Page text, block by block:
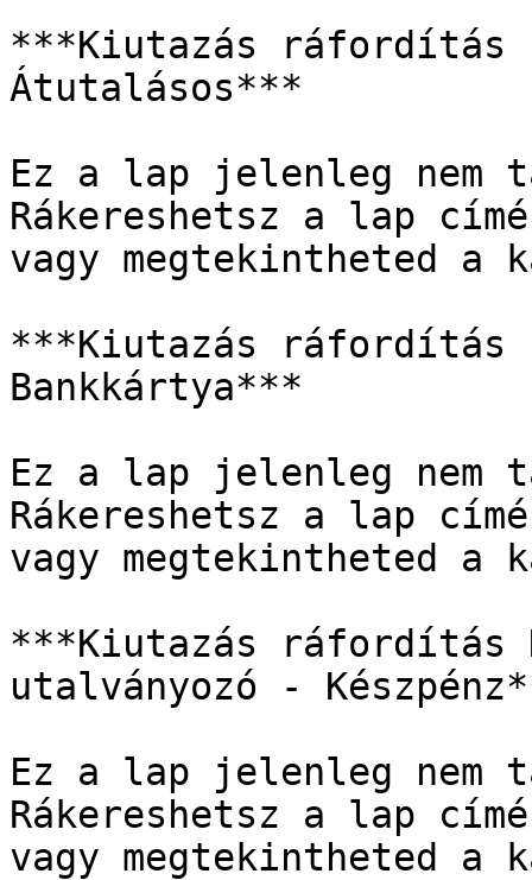
***Kiutazás ráfordítás
Átutalásos***
Ez a lap jelenleg nem
Rákereshetsz a lap
vagy megtekintheted a
***Kiutazás ráfordítás
Bankkártya***
Ez a lap jelenleg nem
Rákereshetsz a lap
vagy megtekintheted a
***Kiutazás ráfordítás
utalványozó -
Ez a lap jelenleg nem
Rákereshetsz a lap
vagy megtekintheted a